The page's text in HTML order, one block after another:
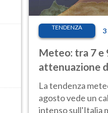
TENDENZA
Meteo: tra 7 e
attenuazione
Nord rischio
La tendenza
agosto vede un
intenso sull'Italia